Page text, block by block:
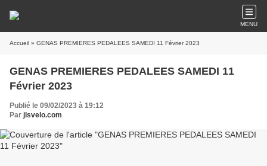
MENU
Accueil » GENAS PREMIERES PEDALEES SAMEDI 11 Février 2023
GENAS PREMIERES PEDALEES SAMEDI 11
Février 2023
Publié le 09/02/2023 à 19:12
Par jlsvelo.com